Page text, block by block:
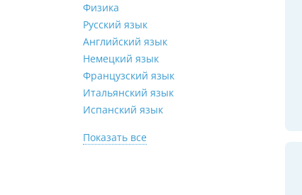
Физика
Русский язык
Английский язык
Немецкий язык
Французский язык
Итальянский язык
Испанский язык
Показать все